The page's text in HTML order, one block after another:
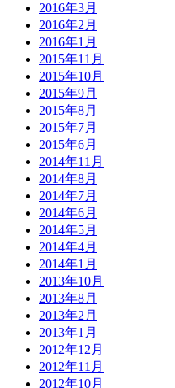
2016年3月
2016年2月
2016年1月
2015年11月
2015年10月
2015年9月
2015年8月
2015年7月
2015年6月
2014年11月
2014年8月
2014年7月
2014年6月
2014年5月
2014年4月
2014年1月
2013年10月
2013年8月
2013年2月
2013年1月
2012年12月
2012年11月
2012年10月